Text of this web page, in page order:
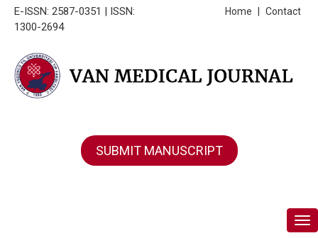
E-ISSN: 2587-0351 | ISSN:
1300-2694
Contact
Home
SUBMIT MANUSCRIPT